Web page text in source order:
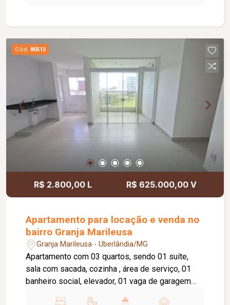
Cód. 80513
R$ 2.800,00 L R$ 625.000,00 V
Apartamento para locação e venda no
bairro Granja Marileusa
Granja Marileusa - Uberlândia/MG
Apartamento com 03 quartos, sendo 01 suíte,
sala com sacada, cozinha , área de serviço, 01
banheiro social, elevador, 01 vaga de garagem